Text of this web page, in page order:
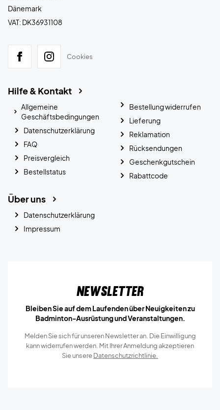
Dänemark
VAT: DK36931108
Cookies
Hilfe & Kontakt
Allgemeine
Geschäftsbedingungen
Datenschutzerklärung
FAQ
Preisvergleich
Bestellstatus
Bestellung widerrufen
Lieferung
Reklamation
Rücksendungen
Geschenkgutschein
Rabattcode
Über uns
Datenschutzerklärung
Impressum
Newsletter
Bleiben Sie auf dem Laufenden über Neuigkeiten zu
Badminton-Ausrüstung und Veranstaltungen.
Melden Sie sich für unseren Newsletter an. Die Einwilligung
kann widerrufen werden. Mit Ihrer Anmeldung akzeptieren
Sie unsereDatenschutzrichtlinie.